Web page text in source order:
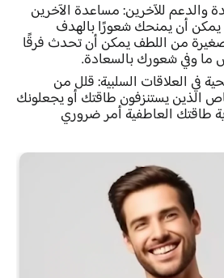
والدعم للآخرين:مساعدة الآخرين
يمكن أن يمنحك شعورًا بالهدف
من اللطف يمكن أن تحدث فرقًا
ما وفي شعورك بالسعادة.
العلاقات السلبية:قلل من
الذين يستنزفون طاقتك أو يجعلونك
طاقتك العاطفية أمر ضروري